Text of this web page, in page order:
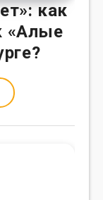
как
«Алые